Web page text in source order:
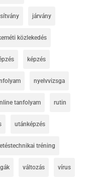
járvány
közlekedés
képzés
nyelvvizsga
tanfolyam rutin
utánképzés
tréning
változás vírus